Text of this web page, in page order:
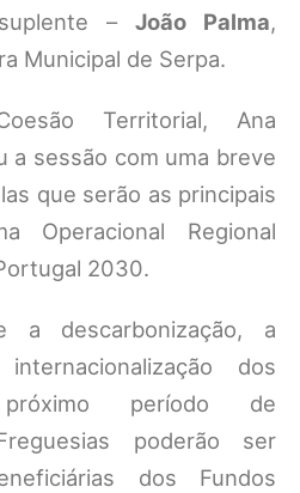
–João Palma,
Municipal de Serpa.
Territorial, Ana
a sessão com uma breve
que serão as principais
Operacional Regional
2030.
a descarbonização, a
dos
período de
poderão ser
dos Fundos